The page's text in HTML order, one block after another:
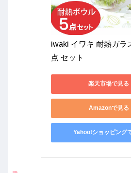
iwaki イワキ 耐熱ガラ
点 セット
楽天市場で見る
Amazonで見る
Yahoo!ショッピング